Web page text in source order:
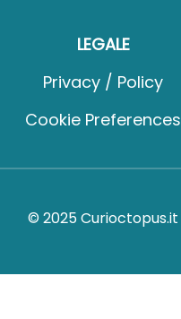
LEGALE
Privacy / Policy
Cookie Preferences
© 2025 Curioctopus.it